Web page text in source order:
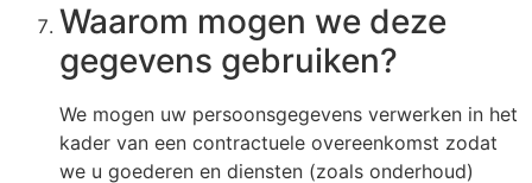
Waarom mogen we deze
gegevens gebruiken?
We mogen uw persoonsgegevens verwerken in het
kader van een contractuele overeenkomst zodat
we u goederen en diensten (zoals onderhoud)